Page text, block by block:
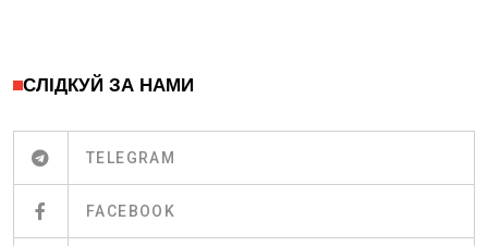
СЛІДКУЙ ЗА НАМИ
TELEGRAM
FACEBOOK